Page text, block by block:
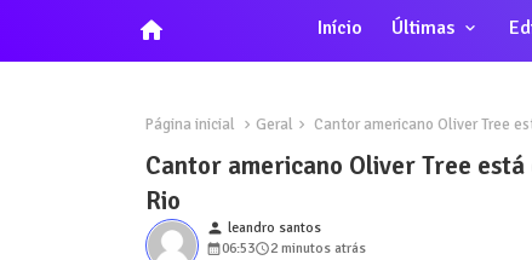
home Início Últimas
Página inicial Geral Cantor americano Oliver Tree
Cantor americano Oliver Tree
Rio
person leandro santos
06:53
2 minutos atrás